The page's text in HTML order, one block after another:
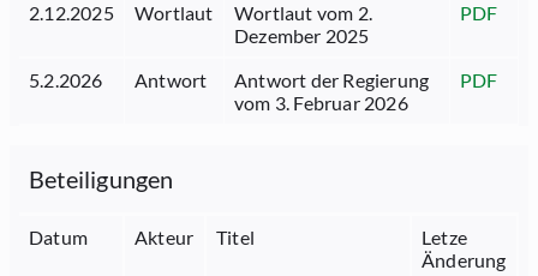
2.12.2025
Wortlaut
Wortlaut vom 2.
Dezember 2025
PDF
5.2.2026 Antwort
Antwort der Regierung
vom 3. Februar 2026
PDF
Beteiligungen
Datum Akteur Titel
Letze
Änderung